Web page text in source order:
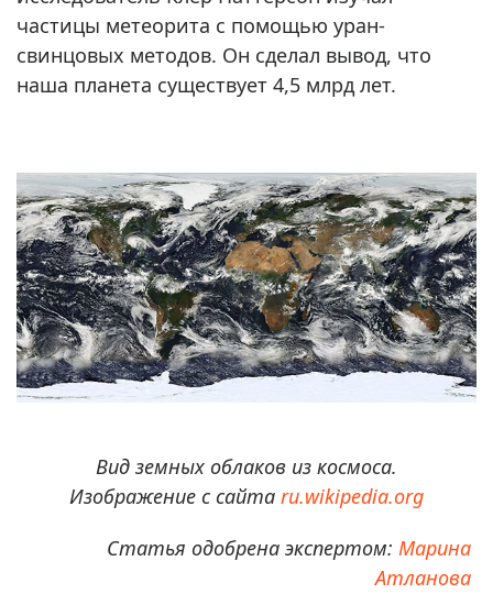
частицы метеорита с помощью уран-
свинцовых методов. Он сделал вывод, что
наша планета существует 4,5 млрд лет.
Вид земных облаков из космоса.
Изображение с сайта ru.wikipedia.org
Статья одобрена экспертом: Марина
Атланова